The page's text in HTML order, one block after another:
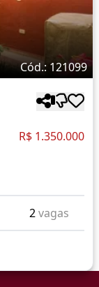
Cód.: 121099
R$ 1.350.000
2vagas